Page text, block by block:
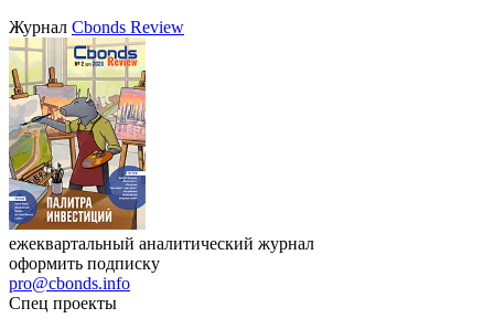
Журнал Cbonds Review
ежеквартальный аналитический журнал
оформить подписку
pro@cbonds.info
Спец проекты